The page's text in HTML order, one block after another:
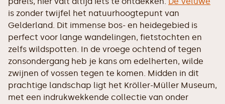
is zonder twijfel het natuurhoogtepunt van
Gelderland. Dit immense bos- en heidegebied is
perfect voor lange wandelingen, fietstochten en
zelfs wildspotten. In de vroege ochtend of tegen
zonsondergang heb je kans om edelherten, wilde
zwijnen of vossen tegen te komen. Midden in dit
prachtige landschap ligt het Kröller-Müller Museum,
met een indrukwekkende collectie van onder